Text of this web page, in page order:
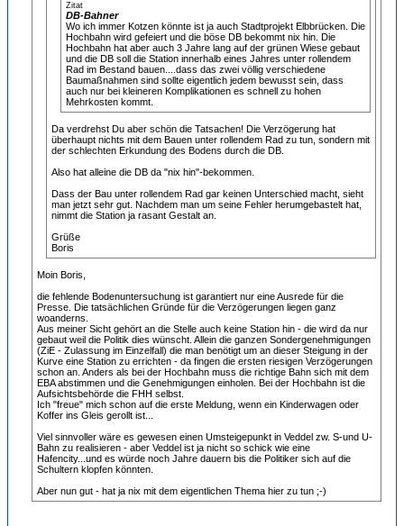
Zitat
DB-Bahner
Wo ich immer Kotzen könnte ist ja auch Stadtprojekt Elbbrücken. Die
Hochbahn wird gefeiert und die böse DB bekommt nix hin. Die
Hochbahn hat aber auch 3 Jahre lang auf der grünen Wiese gebaut
und die DB soll die Station innerhalb eines Jahres unter rollendem
Rad im Bestand bauen....dass das zwei völlig verschiedene
Baumaßnahmen sind sollte eigentlich jedem bewusst sein, dass
auch nur bei kleineren Komplikationen es schnell zu hohen
Mehrkosten kommt.
Da verdrehst Du aber schön die Tatsachen! Die Verzögerung hat
überhaupt nichts mit dem Bauen unter rollendem Rad zu tun, sondern mit
der schlechten Erkundung des Bodens durch die DB.
Also hat alleine die DB da "nix hin"-bekommen.
Dass der Bau unter rollendem Rad gar keinen Unterschied macht, sieht
man jetzt sehr gut. Nachdem man um seine Fehler herumgebastelt hat,
nimmt die Station ja rasant Gestalt an.
Grüße
Boris
Moin Boris,
die fehlende Bodenuntersuchung ist garantiert nur eine Ausrede für die
Presse. Die tatsächlichen Gründe für die Verzögerungen liegen ganz
woanderns.
Aus meiner Sicht gehört an die Stelle auch keine Station hin - die wird da nur
gebaut weil die Politik dies wünscht. Allein die ganzen Sondergenehmigungen
(ZiE - Zulassung im Einzelfall) die man benötigt um an dieser Steigung in der
Kurve eine Station zu errichten - da fingen die ersten riesigen Verzögerungen
schon an. Anders als bei der Hochbahn muss die richtige Bahn sich mit dem
EBA abstimmen und die Genehmigungen einholen. Bei der Hochbahn ist die
Aufsichtsbehörde die FHH selbst.
Ich "freue" mich schon auf die erste Meldung, wenn ein Kinderwagen oder
Koffer ins Gleis gerollt ist...
Viel sinnvoller wäre es gewesen einen Umsteigepunkt in Veddel zw. S-und U-
Bahn zu realisieren - aber Veddel ist ja nicht so schick wie eine
Hafencity...und es würde noch Jahre dauern bis die Politiker sich auf die
Schultern klopfen könnten.
Aber nun gut - hat ja nix mit dem eigentlichen Thema hier zu tun ;-)